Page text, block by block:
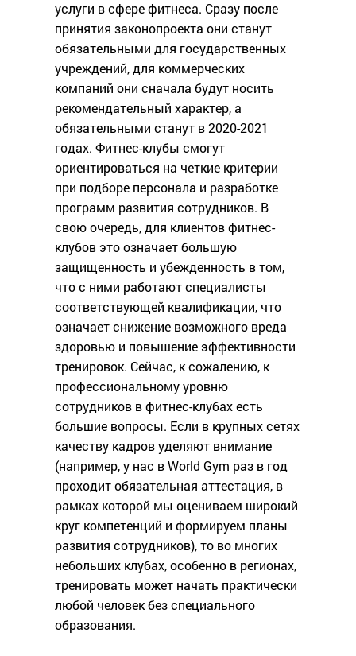
услуги в сфере фитнеса. Сразу после
принятия законопроекта они станут
обязательными для государственных
учреждений, для коммерческих
компаний они сначала будут носить
рекомендательный характер, а
обязательными станут в 2020-2021
годах. Фитнес-клубы смогут
ориентироваться на четкие критерии
при подборе персонала и разработке
программ развития сотрудников. В
свою очередь, для клиентов фитнес-
клубов это означает большую
защищенность и убежденность в том,
что с ними работают специалисты
соответствующей квалификации, что
означает снижение возможного вреда
здоровью и повышение эффективности
тренировок. Сейчас, к сожалению, к
профессиональному уровню
сотрудников в фитнес-клубах есть
большие вопросы. Если в крупных сетях
качеству кадров уделяют внимание
(например, у нас в World Gym раз в год
проходит обязательная аттестация, в
рамках которой мы оцениваем широкий
круг компетенций и формируем планы
развития сотрудников), то во многих
небольших клубах, особенно в регионах,
тренировать может начать практически
любой человек без специального
образования.